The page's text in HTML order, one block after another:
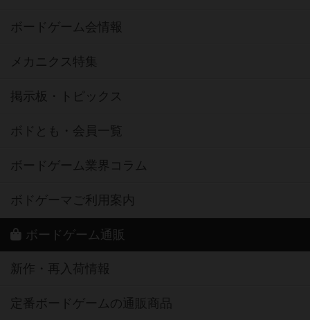
ボードゲーム会情報
メカニクス特集
掲示板・トピックス
ボドとも・会員一覧
ボードゲーム業界コラム
ボドゲーマご利用案内
ボードゲーム通販
新作・再入荷情報
定番ボードゲームの通販商品